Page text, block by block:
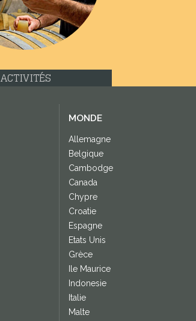
ACTIVITÉS
MONDE
Allemagne
Belgique
Cambodge
Canada
Chypre
Croatie
Espagne
Etats Unis
Grèce
Ile Maurice
Indonesie
Italie
Malte